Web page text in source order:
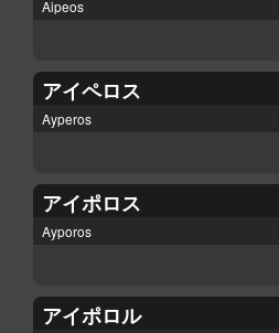
Aipeos
アイペロス
Ayperos
アイポロス
Ayporos
アイポロル